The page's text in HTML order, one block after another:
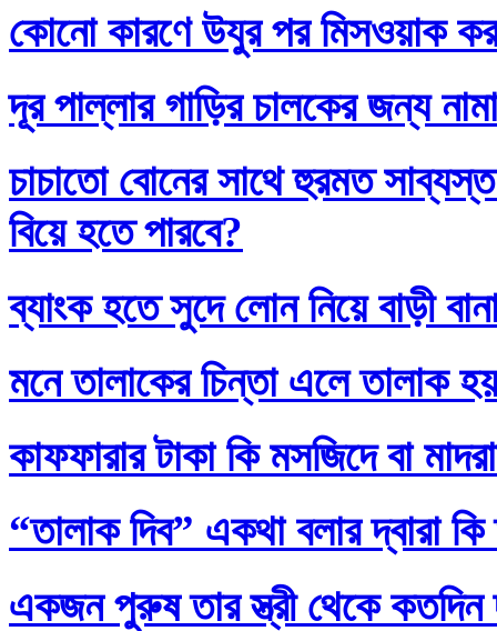
কোনো কারণে উযুর পর মিসওয়াক
দূর পাল্লার গাড়ির চালকের জন্য
চাচাতো বোনের সাথে হুরমত
বিয়ে হতে পারবে?
ব্যাংক হতে সুদে লোন নিয়ে বাড়ী
মনে তালাকের চিন্তা এলে তালাক
কাফফারার টাকা কি মসজিদে বা
“তালাক দিব” একথা বলার দ্বারা
একজন পুরুষ তার স্ত্রী থেকে কতদিন